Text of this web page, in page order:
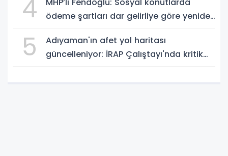
4
ödeme şartları dar gelirliye göre yeniden
5
Adıyaman'ın afet yol haritası
güncelleniyor: İRAP Çalıştayı'nda kritik